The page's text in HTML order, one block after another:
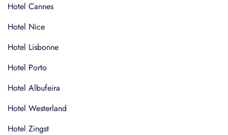
Hotel Cannes
Hotel Nice
Hotel Lisbonne
Hotel Porto
Hotel Albufeira
Hotel Westerland
Hotel Zingst